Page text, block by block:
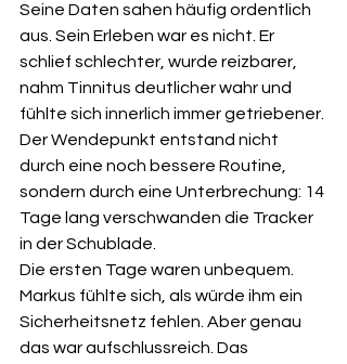
Seine Daten sahen häufig ordentlich
aus. Sein Erleben war es nicht. Er
schlief schlechter, wurde reizbarer,
nahm Tinnitus deutlicher wahr und
fühlte sich innerlich immer getriebener.
Der Wendepunkt entstand nicht
durch eine noch bessere Routine,
sondern durch eine Unterbrechung: 14
Tage lang verschwanden die Tracker
in der Schublade.
Die ersten Tage waren unbequem.
Markus fühlte sich, als würde ihm ein
Sicherheitsnetz fehlen. Aber genau
das war aufschlussreich. Das